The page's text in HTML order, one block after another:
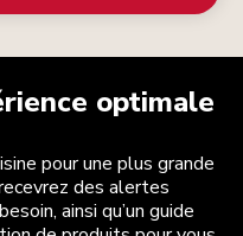
optimale
pour une plus grande
des alertes
ainsi qu’un guide